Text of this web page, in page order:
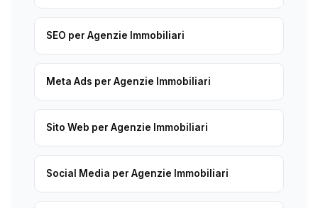
SEO per Agenzie Immobiliari
Meta Ads per Agenzie Immobiliari
Sito Web per Agenzie Immobiliari
Social Media per Agenzie Immobiliari